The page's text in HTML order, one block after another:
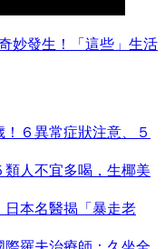
妙發生！「這些」生活
６異常症狀注意、５
人不宜多喝，生椰美
日本名醫揭「暴走老